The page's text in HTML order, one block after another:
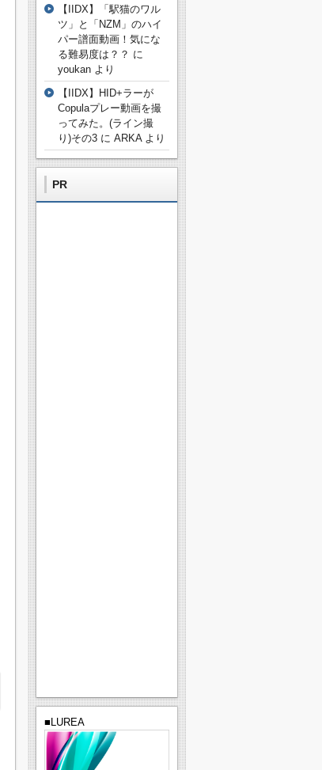
【IIDX】「駅猫のワル
ツ」と「NZM」のハイ
パー譜面動画！気にな
る難易度は？？ に
youkan より
【IIDX】HID+ラーが
Copulaプレー動画を撮
ってみた。(ライン撮
り)その3 に ARKAより
PR
■LUREA